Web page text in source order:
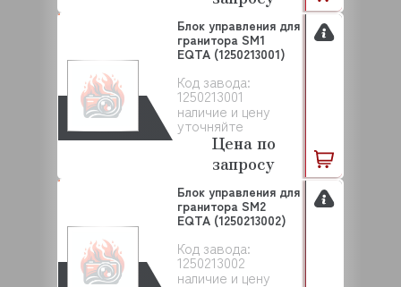
Код завода:
1250213001
наличие и цену
уточняйте
Блок управления для
гранитора SM1
EQTA (1250213001)
Цена по
запросу
Код завода:
1250213002
наличие и цену
Блок управления для
гранитора SM2
EQTA (1250213002)